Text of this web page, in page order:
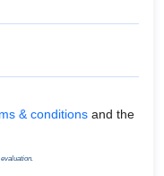
& Conditions
& conditions and the